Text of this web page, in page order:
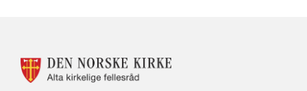
KONTAKTINFORMASJON